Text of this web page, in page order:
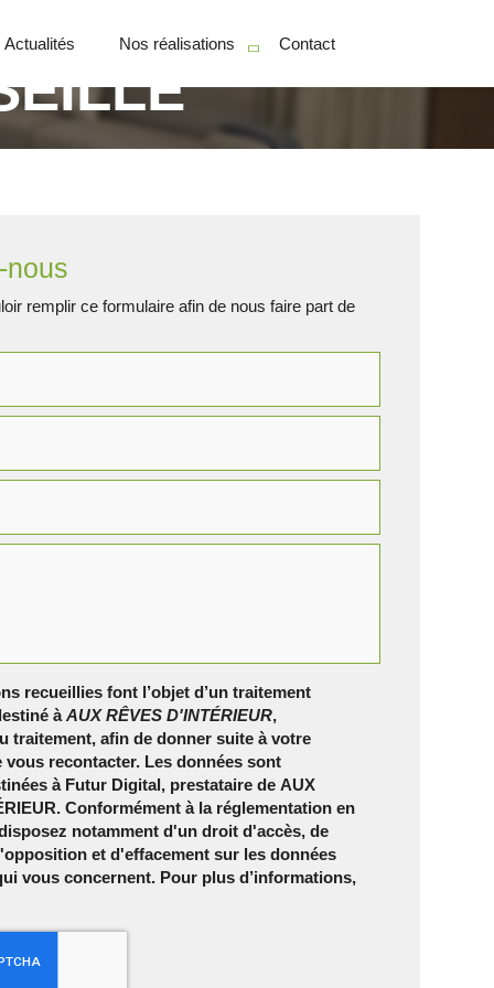
Actualités Nos réalisations
Particuliers
Contact
nous
remplir ce formulaire afin de nous faire part de
recueillies font l’objet d’un traitement
àAUX RÊVES D'INTÉRIEUR,
traitement, afin de donner suite à votre
vous recontacter. Les données sont
à Futur Digital, prestataire de AUX
Conformément à la réglementation en
notamment d'un droit d'accès, de
et d'effacement sur les données
vous concernent. Pour plus d’informations,